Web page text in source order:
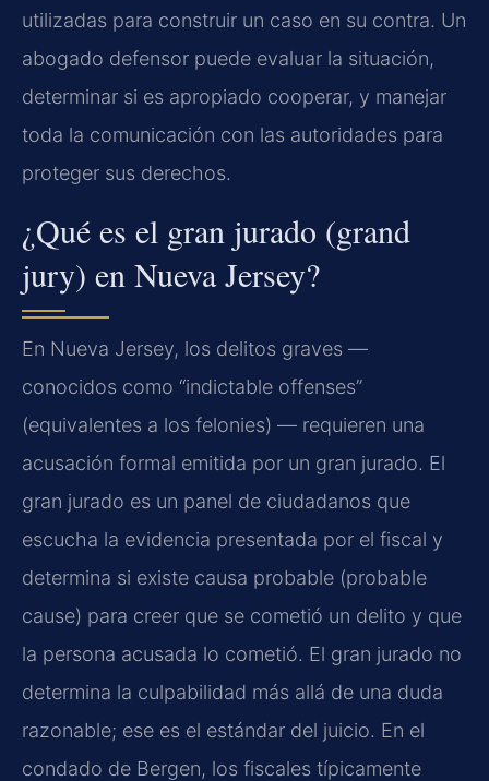
utilizadas para construir un caso en su contra. Un
abogado defensor puede evaluar la situación,
determinar si es apropiado cooperar, y manejar
toda la comunicación con las autoridades para
proteger sus derechos.
¿Qué es el gran jurado (grand
jury) en Nueva Jersey?
En Nueva Jersey, los delitos graves —
conocidos como “indictable offenses”
(equivalentes a los felonies) — requieren una
acusación formal emitida por un gran jurado. El
gran jurado es un panel de ciudadanos que
escucha la evidencia presentada por el fiscal y
determina si existe causa probable (probable
cause) para creer que se cometió un delito y que
la persona acusada lo cometió. El gran jurado no
determina la culpabilidad más allá de una duda
razonable; ese es el estándar del juicio. En el
condado de Bergen, los fiscales típicamente